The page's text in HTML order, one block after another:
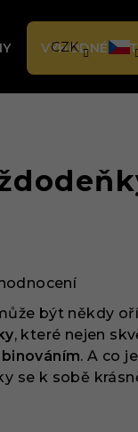
CZK
VÝHODNÉ
být někdy
, které nejen
. A co
se k sobě